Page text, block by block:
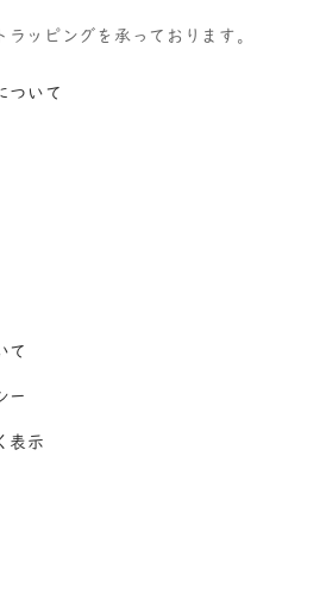
ラッピングを承っております。
ついて
て
ー
表示